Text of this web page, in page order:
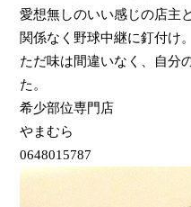
愛想無しのいい感じの店主
関係なく野球中継に釘付け。
ただ味は間違いなく、自分
た。
希少部位専門店
やまむら
0648015787